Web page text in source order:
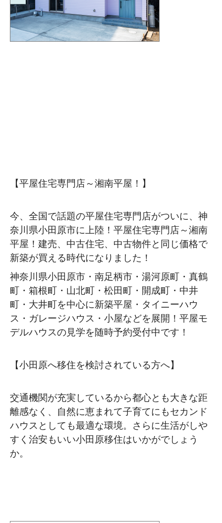
【平屋住宅専門店～湘南平屋！】
今、全国で話題の平屋住宅専門店がついに、神
奈川県小田原市に上陸！平屋住宅専門店～湘南
平屋！建売、中古住宅、中古物件と同じ価格で
新築が買える時代になりました！
神奈川県小田原市・南足柄市・湯河原町・真鶴
町・箱根町・山北町・松田町・開成町・中井
町・大井町を中心に新築平屋・タイニーハウ
ス・ガレージハウス・小屋などを展開！平屋モ
デルハウスの見学を随時予約受付中です！
【小田原へ移住を検討されている方へ】
交通機関が充実しているから都心とも大きな距
離感なく、自然に恵まれて子育てにもセカンド
ハウスとしても最適な環境。さらに生活がしや
すく治安もいい小田原移住はいかがでしょう
か。